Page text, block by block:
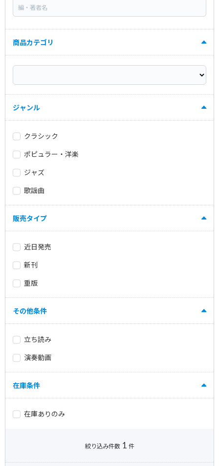
商品カテゴリ
ジャンル
クラシック
ポピュラー・洋楽
ジャズ
歌謡曲
販売タイプ
近日発売
新刊
重版
その他条件
立ち読み
演奏動画
在庫条件
在庫ありのみ
絞り込み件数 1 件